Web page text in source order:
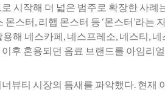
시작해 더 넓은 범주로 확장한 사
몬스터, 리햅 몬스터 등 ‘몬스터’라
용해 네스카페, 네스프레소, 네스티,
이후 혼용되던 음료 브랜드를 아임리
뷰티 시장의 틈새를 파악했다. 현재